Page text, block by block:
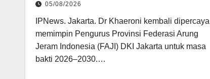
05/08/2026
IPNews. Jakarta. Dr Khaeroni kembali dipercaya
memimpin Pengurus Provinsi Federasi Arung
Jeram Indonesia (FAJI) DKI Jakarta untuk masa
bakti 2026–2030.…